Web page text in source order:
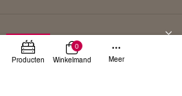
Producten
0
Winkelmand
Meer